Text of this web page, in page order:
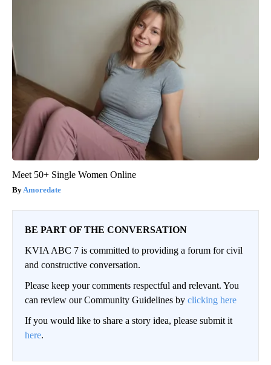
Meet 50+ Single Women Online
Amoredate
BE PART OF THE CONVERSATION
KVIA ABC 7 is committed to providing a forum for civil
and constructive conversation.
Please keep your comments respectful and relevant. You
can review our Community Guidelines by clicking here
If you would like to share a story idea, please submit it
here.